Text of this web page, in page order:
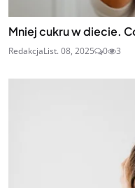
Mniej cukru w diecie.
RedakcjaList. 08, 2025 0 3